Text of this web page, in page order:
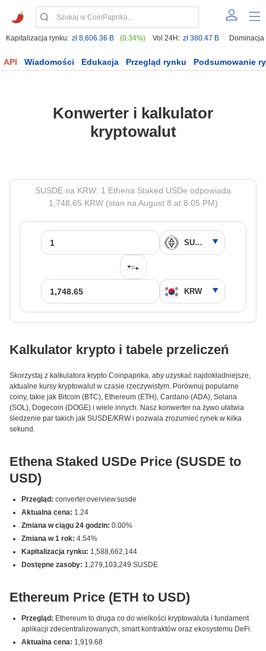
Kapitalizacja rynku: zł 8,606.36 B (0.34%) Vol 24H: zł 380.47 B Dominacja
API Wiadomości Edukacja Przegląd rynku Podsumowanie
Konwerter i kalkulator
kryptowalut
SUSDE na KRW: 1 Ethena Staked USDe odpowiada
1,748.65 KRW (stan na August 8 at 8:05 PM)
Kalkulator krypto i tabele przeliczeń
Skorzystaj z kalkulatora krypto Coinpaprika, aby uzyskać najdokładniejsze,
aktualne kursy kryptowalut w czasie rzeczywistym. Porównuj popularne
coiny, takie jak Bitcoin (BTC), Ethereum (ETH), Cardano (ADA), Solana
(SOL), Dogecoin (DOGE) i wiele innych. Nasz konwerter na żywo ułatwia
śledzenie par takich jak SUSDE/KRW i pozwala zrozumieć rynek w kilka
sekund.
Ethena Staked USDe Price (SUSDE to
USD)
Przegląd: converter.overview.susde
Aktualna cena: 1.24
Zmiana w ciągu 24 godzin: 0.00%
Zmiana w 1 rok: 4.54%
Kapitalizacja rynku: 1,588,662,144
Dostępne zasoby: 1,279,103,249 SUSDE
Ethereum Price (ETH to USD)
Przegląd: Ethereum to druga co do wielkości kryptowaluta i fundament
aplikacji zdecentralizowanych, smart kontraktów oraz ekosystemu DeFi.
Aktualna cena: 1,919.68